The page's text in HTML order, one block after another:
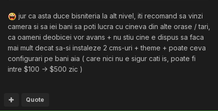
Multumesc.
jur ca asta duce bisniteria la alt nivel, iti recomand sa vinzi
camera si sa iei bani sa poti lucra cu cineva din alte orase / tari,
ca oameni deobicei vor avans + nu stiu cine e dispus sa faca
mai mult decat sa-si instaleze 2 cms-uri + theme + poate ceva
configurari pe bani aia ( care nici nu e sigur cati is, poate fi
intre $100 -> $500 zic )
Quote